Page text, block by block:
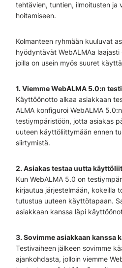
tehtävien, tuntien, ilmoitusten ja
hoitamiseen.
Kolmanteen ryhmään kuuluvat
hyödyntävät WebALMAa laajasti
joilla on usein myös suuret
1. Viemme WebALMA 5.0:n
Käyttöönotto alkaa asiakkaan
ALMA konfiguroi WebALMA
testiympäristöön, jotta asiakas
uuteen käyttöliittymään ennen
siirtymistä.
2. Asiakas testaa uutta
Kun WebALMA 5.0 on
kirjautua järjestelmään, kokeilla
tutustua uuteen käyttötapaan.
asiakkaan kanssa läpi
3. Sovimme asiakkaan kanssa
Testivaiheen jälkeen sovimme
ajankohdasta, jolloin viemme